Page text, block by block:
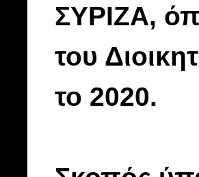
ΣΥΡΙΖΑ,
του
το 2020.